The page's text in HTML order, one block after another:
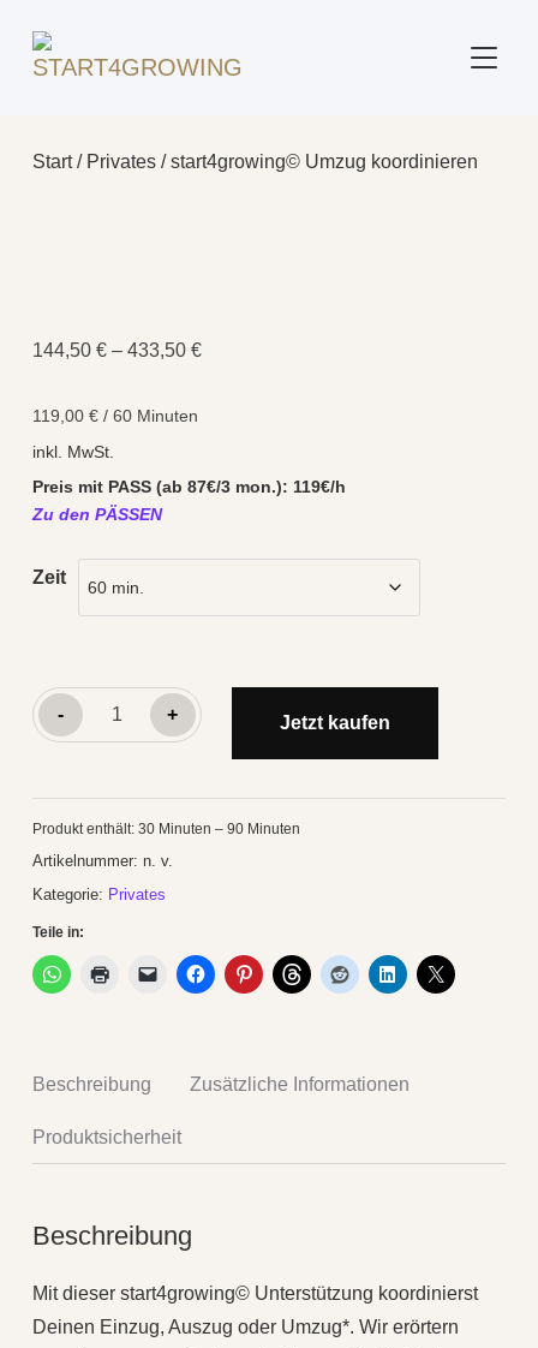
Start/ Privates/ start4growing© Umzug koordinieren
144,50 €– 433,50 €
119,00 €/ 60 Minuten
inkl. MwSt.
Preis mit PASS (ab 87€/3 mon.): 119€/h
Zu den PÄSSEN
Zeit
-
start4growing©
Umzug
+ Jetzt kaufen
Produkt enthält: 30 Minuten – 90 Minuten
Artikelnummer: n. v.
Kategorie: Privates
Teile in:
Beschreibung Zusätzliche Informationen
Produktsicherheit
Beschreibung
Mit dieser start4growing© Unterstützung koordinierst
Deinen Einzug, Auszug oder Umzug*. Wir erörtern